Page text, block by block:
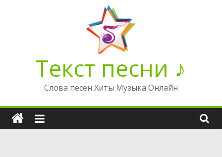
Текст песни ♪
Слова песен Хиты Музыка Онлайн